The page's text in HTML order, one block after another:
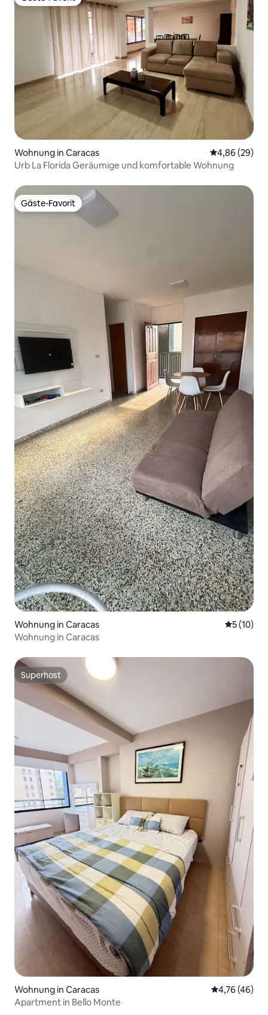
Gäste-Favorit
Wohnung in Caracas
4,86 (29)
Urb La Florida Geräumige und komfortable Wohnung
Gäste-Favorit
Gäste-Favorit
Wohnung in Caracas
5 (10)
Wohnung in Caracas
Superhost
Superhost
Wohnung in Caracas
4,76 (46)
Apartment in Bello Monte